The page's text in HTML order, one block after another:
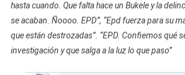
hasta cuando. Que falta hace un Bukele y la
se acaban. Ñoooo. EPD”, “Epd fuerza para su
que están destrozadas”. “EPD. Confiemos qué
investigación y que salga a la luz lo que paso”